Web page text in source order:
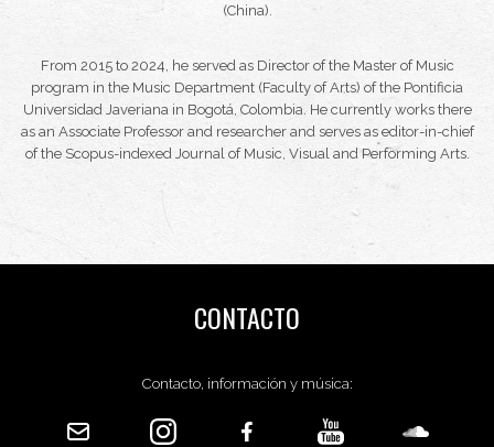
(China).
From 2015 to 2024, he served as Director of the Master of Music
program in the Music Department (Faculty of Arts) of the Pontificia
Universidad Javeriana in Bogotá, Colombia. He currently works there
as an Associate Professor and researcher and serves as editor-in-chief
of the Scopus-indexed Journal of Music, Visual and Performing Arts.
CONTACTO
Contacto, información y música: